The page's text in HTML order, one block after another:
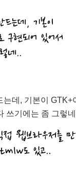
데, 기본이 GTK+
쓰기에는 좀 그렇네